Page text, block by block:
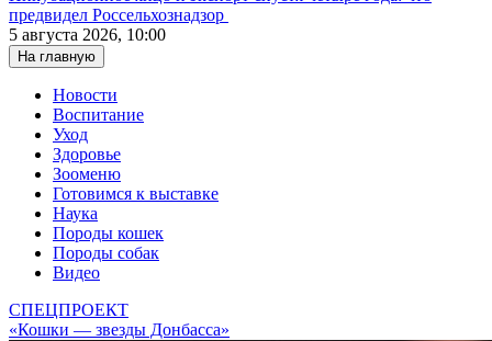
предвидел Россельхознадзор
5 августа 2026, 10:00
На главную
Новости
Воспитание
Уход
Здоровье
Зооменю
Готовимся к выставке
Наука
Породы кошек
Породы собак
Видео
СПЕЦПРОЕКТ
«Кошки — звезды Донбасса»